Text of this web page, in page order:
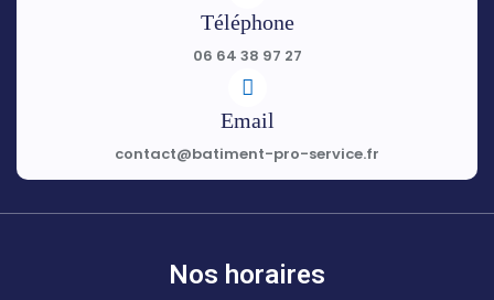
Téléphone
06 64 38 97 27
Email
contact@batiment-pro-service.fr
Nos horaires